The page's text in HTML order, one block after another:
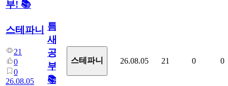
부! 📚
스테파니
21
0
0
26.08.05
틈
새
공
부!
📚
스테파니 26.08.05 21 0 0